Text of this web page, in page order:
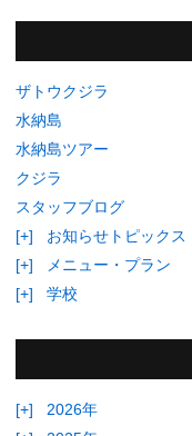
ザトウクジラ
水納島
水納島ツアー
クジラ
スタッフブログ
[+]
お知らせトピックス
[+]
メニュー・プラン
[+]
学校
[+]
2026年